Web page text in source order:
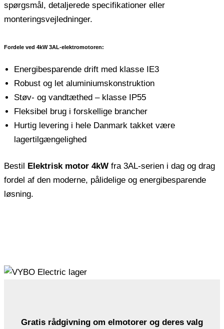
spørgsmål, detaljerede specifikationer eller
monteringsvejledninger.
Fordele ved 4kW 3AL-elektromotoren:
Energibesparende drift med klasse IE3
Robust og let aluminiumskonstruktion
Støv- og vandtæthed – klasse IP55
Fleksibel brug i forskellige brancher
Hurtig levering i hele Danmark takket være
lagertilgængelighed
Bestil Elektrisk motor 4kW fra 3AL-serien i dag og drag
fordel af den moderne, pålidelige og energibesparende
løsning.
Gratis rådgivning om elmotorer og deres valg